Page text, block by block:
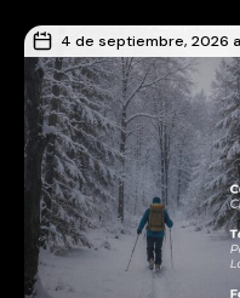
4 de septiembre, 2026